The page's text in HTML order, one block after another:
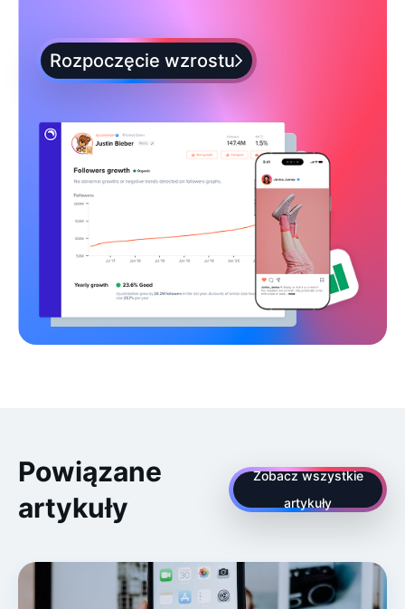
Rozpoczęcie wzrostu
Powiązane
artykuły
Zobacz wszystkie
artykuły